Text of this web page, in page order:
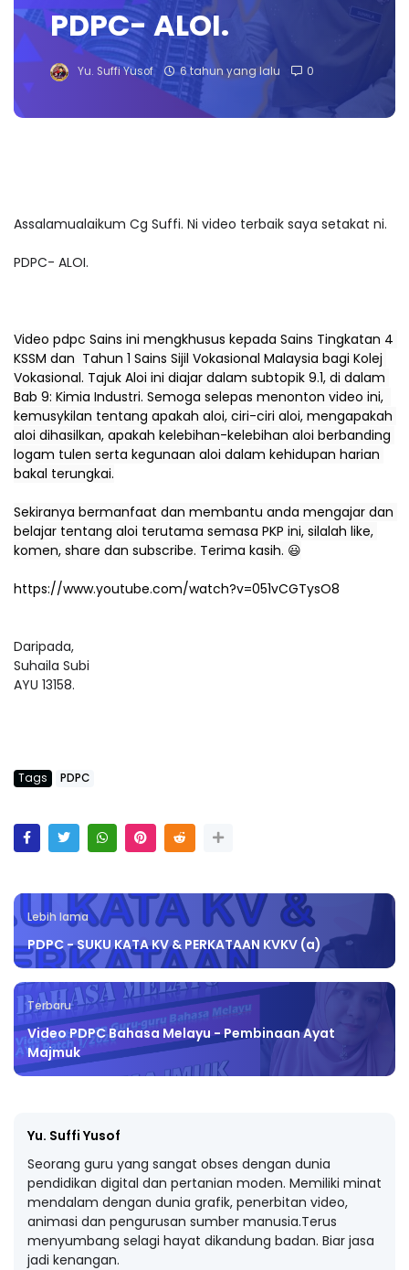
PDPC- ALOI.
Yu. Suffi Yusof 6 tahun yang lalu 0
Assalamualaikum Cg Suffi. Ni video terbaik saya setakat ni.
PDPC- ALOI.
Video pdpc Sains ini mengkhusus kepada Sains Tingkatan 4
KSSM dan  Tahun 1 Sains Sijil Vokasional Malaysia bagi Kolej
Vokasional. Tajuk Aloi ini diajar dalam subtopik 9.1, di dalam
Bab 9: Kimia Industri. Semoga selepas menonton video ini,
kemusykilan tentang apakah aloi, ciri-ciri aloi, mengapakah
aloi dihasilkan, apakah kelebihan-kelebihan aloi berbanding
logam tulen serta kegunaan aloi dalam kehidupan harian
bakal terungkai.
Sekiranya bermanfaat dan membantu anda mengajar dan
belajar tentang aloi terutama semasa PKP ini, silalah like,
komen, share dan subscribe. Terima kasih. 😃
https://www.youtube.com/watch?v=051vCGTysO8
Daripada,
Suhaila Subi
AYU 13158.
Tags PDPC
Lebih lama
PDPC - SUKU KATA KV & PERKATAAN KVKV (a)
Terbaru
Video PDPC Bahasa Melayu - Pembinaan Ayat
Majmuk
Yu. Suffi Yusof
Seorang guru yang sangat obses dengan dunia
pendidikan digital dan pertanian moden. Memiliki minat
mendalam dengan dunia grafik, penerbitan video,
animasi dan pengurusan sumber manusia.Terus
menyumbang selagi hayat dikandung badan. Biar jasa
jadi kenangan.